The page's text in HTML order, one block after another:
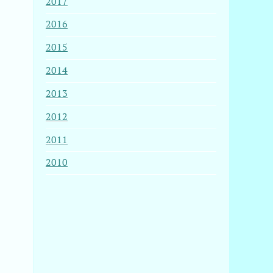
2016
2015
2014
2013
2012
2011
2010